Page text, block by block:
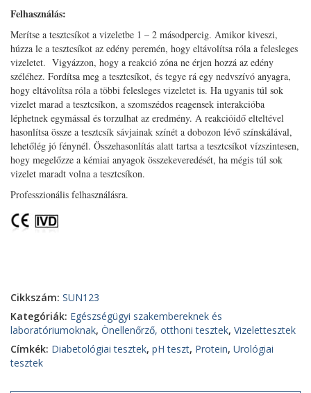
Felhasználás:
Merítse a tesztcsíkot a vizeletbe 1 – 2 másodpercig. Amikor kiveszi,
húzza le a tesztcsíkot az edény peremén, hogy eltávolítsa róla a felesleges
vizeletet. Vigyázzon, hogy a reakció zóna ne érjen hozzá az edény
széléhez. Fordítsa meg a tesztcsíkot, és tegye rá egy nedvszívó anyagra,
hogy eltávolítsa róla a többi felesleges vizeletet is. Ha ugyanis túl sok
vizelet marad a tesztcsíkon, a szomszédos reagensek interakcióba
léphetnek egymással és torzulhat az eredmény. A reakcióidő elteltével
hasonlítsa össze a tesztcsík sávjainak színét a dobozon lévő színskálával,
lehetőlég jó fénynél. Összehasonlítás alatt tartsa a tesztcsíkot vízszintesen,
hogy megelőzze a kémiai anyagok összekeveredését, ha mégis túl sok
vizelet maradt volna a tesztcsíkon.
Professzionális felhasználásra.
Cikkszám: SUN123
Kategóriák: Egészségügyi szakembereknek és
laboratóriumoknak, Önellenőrző, otthoni tesztek, Vizelettesztek
Címkék: Diabetológiai tesztek, pH teszt, Protein, Urológiai
tesztek